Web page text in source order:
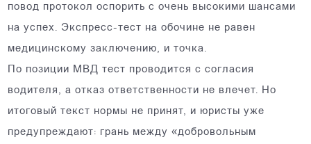
повод протокол оспорить с очень высокими шансами
на успех. Экспресс-тест на обочине не равен
медицинскому заключению, и точка.
По позиции МВД тест проводится с согласия
водителя, а отказ ответственности не влечет. Но
итоговый текст нормы не принят, и юристы уже
предупреждают: грань между «добровольным